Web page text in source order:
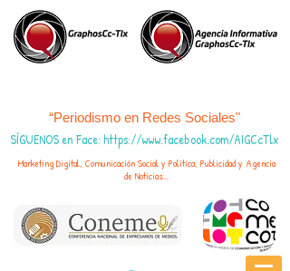
“Periodismo en Redes Sociales"
SÍGUENOS en Face: https://www.facebook.com/AIGCcTlx
Marketing Digital, Comunicación Social y Política, Publicidad y Agencia
de Noticias...